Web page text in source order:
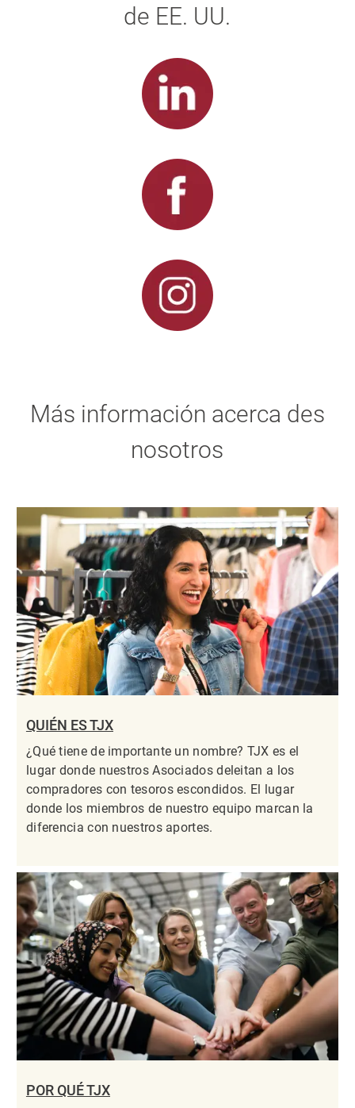
de EE. UU.
Más información acerca des
nosotros
QUIÉN ES TJX
¿Qué tiene de importante un nombre? TJX es el
lugar donde nuestros Asociados deleitan a los
compradores con tesoros escondidos. El lugar
donde los miembros de nuestro equipo marcan la
diferencia con nuestros aportes.
POR QUÉ TJX